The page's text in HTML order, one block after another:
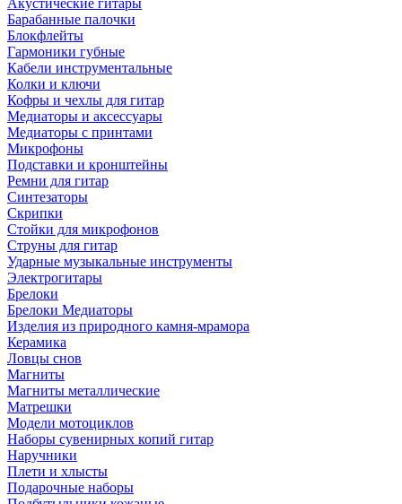
Акустические гитары
Барабанные палочки
Блокфлейты
Гармоники губные
Кабели инструментальные
Колки и ключи
Кофры и чехлы для гитар
Медиаторы и аксессуары
Медиаторы с принтами
Микрофоны
Подставки и кронштейны
Ремни для гитар
Синтезаторы
Скрипки
Стойки для микрофонов
Струны для гитар
Ударные музыкальные инструменты
Электрогитары
Брелоки
Брелоки Медиаторы
Изделия из природного камня-мрамора
Керамика
Ловцы снов
Магниты
Магниты металлические
Матрешки
Модели мотоциклов
Наборы сувенирных копий гитар
Наручники
Плети и хлысты
Подарочные наборы